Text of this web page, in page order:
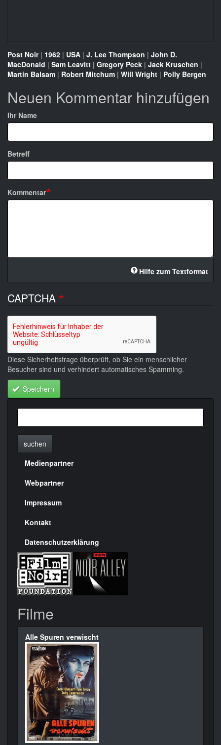
Post Noir| 1962 | USA | J. Lee Thompson | John D.
MacDonald | Sam Leavitt | Gregory Peck | Jack Kruschen |
Martin Balsam | Robert Mitchum | Will Wright | Polly Bergen
Neuen Kommentar hinzufügen
Ihr Name
Betreff
Kommentar
Hilfe zum Textformat
CAPTCHA
Diese Sicherheitsfrage überprüft, ob Sie ein menschlicher
Besucher sind und verhindert automatisches Spamming.
Speichern
suchen
Menülinks
rechte
Seite
Medienpartner
Webpartner
Impressum
Kontakt
Datenschutzerklärung
Filme
Alle Spuren verwischt